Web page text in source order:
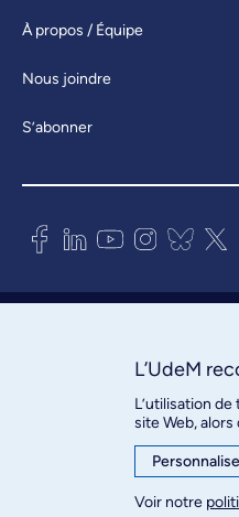
À propos / Équipe
Nous joindre
S’abonner
Bureau des
3744, rue Jean-Brillant,
Conditions d’utilisation
Paramètres des témoins
© Université de Montréal, 2026.
L’UdeM
L’utilisation
site Web,
Voir notre